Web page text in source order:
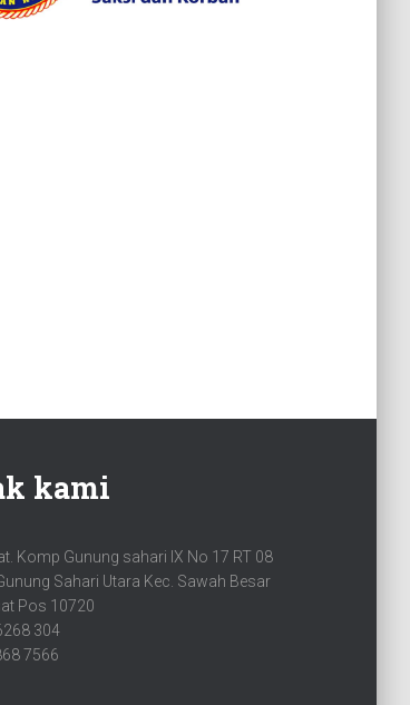
kami
Komp Gunung sahari IX No 17 RT 08
Sahari Utara Kec. Sawah Besar
Pos 10720
304
7566